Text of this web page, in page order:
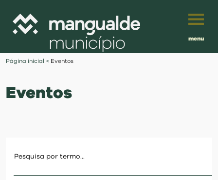
menu
investir
Português
Página inicial < Eventos
Eventos